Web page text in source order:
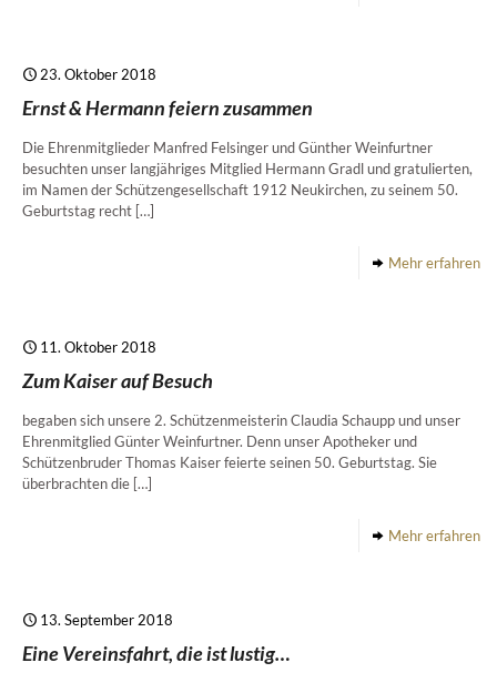
23. Oktober 2018
Ernst & Hermann feiern zusammen
Die Ehrenmitglieder Manfred Felsinger und Günther Weinfurtner
besuchten unser langjähriges Mitglied Hermann Gradl und gratulierten,
im Namen der Schützengesellschaft 1912 Neukirchen, zu seinem 50.
Geburtstag recht […]
Mehr erfahren
11. Oktober 2018
Zum Kaiser auf Besuch
begaben sich unsere 2. Schützenmeisterin Claudia Schaupp und unser
Ehrenmitglied Günter Weinfurtner. Denn unser Apotheker und
Schützenbruder Thomas Kaiser feierte seinen 50. Geburtstag. Sie
überbrachten die […]
Mehr erfahren
13. September 2018
Eine Vereinsfahrt, die ist lustig…